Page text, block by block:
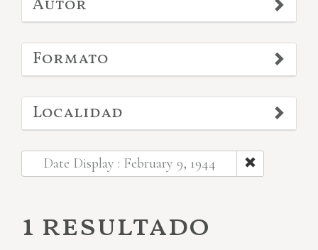
Autor
Formato
Localidad
Date Display : February 9, 1944
1 resultado